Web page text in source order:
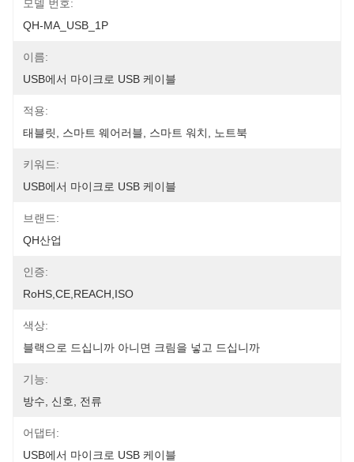
모델 번호:
QH-MA_USB_1P
이름:
USB에서 마이크로 USB 케이블
적용:
태블릿, 스마트 웨어러블, 스마트 워치, 노트북
키워드:
USB에서 마이크로 USB 케이블
브랜드:
QH산업
인증:
RoHS,CE,REACH,ISO
색상:
블랙으로 드십니까 아니면 크림을 넣고 드십니까
기능:
방수, 신호, 전류
어댑터:
USB에서 마이크로 USB 케이블